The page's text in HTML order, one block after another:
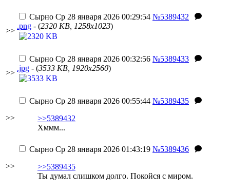
>>
Сырно Ср 28 января 2026 00:29:54 №5389432
.png - (2320 KB, 1258x1023)
>>
Сырно Ср 28 января 2026 00:32:56 №5389433
.jpg - (3533 KB, 1920x2560)
>>
Сырно Ср 28 января 2026 00:55:44 №5389435
>>5389432
Хммм...
>>
Сырно Ср 28 января 2026 01:43:19 №5389436
>>5389435
Ты думал слишком долго. Покойся с миром.